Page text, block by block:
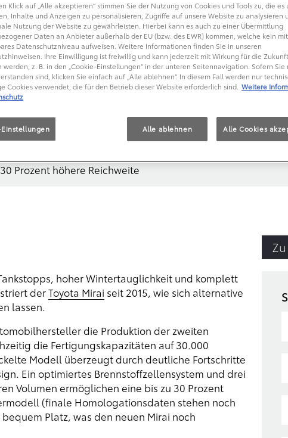
BEI 59.900 EURO
ab November 2020 vom Band
30.000 Einheiten pro Jahr
Prozent höhere Reichweite
hoher Wintertauglichkeit und komplett
derToyota Mirai seit 2015, wie sich alternative
lassen.
die Produktion der zweiten
die Fertigungskapazitäten auf 30.000
Modell überzeugt durch deutliche Fortschritte
Ein optimiertes Brennstoffzellensystem und drei
Volumen ermöglichen eine bis zu 30 Prozent
(finale Homologationsdaten stehen noch
Platz, was den neuen Mirai noch
Klick auf „Alle akzeptieren“ stimmen Sie der Nutzung von Cookies und Tools zu, die es
Inhalte und Anzeigen zu personalisieren, Zugriffe auf unsere Website zu analysieren
Nutzung der Website zu gewährleisten. Hierbei kann es auch zu einer Übermittlung
Daten an Anbieter außerhalb der EU (bzw. des EWR) kommen, welche kein
Datenschutzniveau aufweisen. Weitere Informationen finden Sie in unseren
Ihre Einwilligung ist freiwillig und kann jederzeit mit Wirkung für die Zukunft
werden, z. B. in den „Cookie-Einstellungen“ in der unteren Seitennavigation. Sofern Sie
sind, klicken Sie einfach auf „Alle ablehnen“. In diesem Fall werden nur
Cookies verwendet, die für den Betrieb dieser Website erforderlich sind. Weitere
Alle ablehnen Alle Cookies